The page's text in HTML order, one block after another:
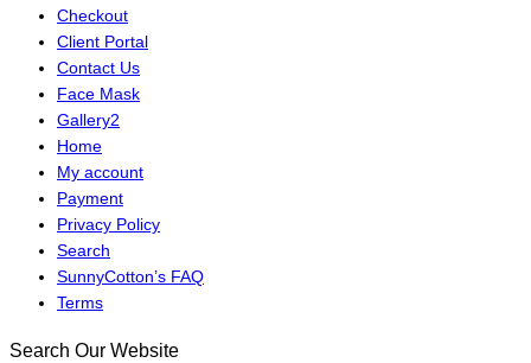
Checkout
Client Portal
Contact Us
Face Mask
Gallery2
Home
My account
Payment
Privacy Policy
Search
SunnyCotton’s FAQ
Terms
Search Our Website